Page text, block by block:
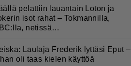
pelattiin lauantain Loton ja
isot rahat – Tokmannilla,
netissä…
Laulaja Frederik lyttäsi Eput –
oli taas kielen käyttöä